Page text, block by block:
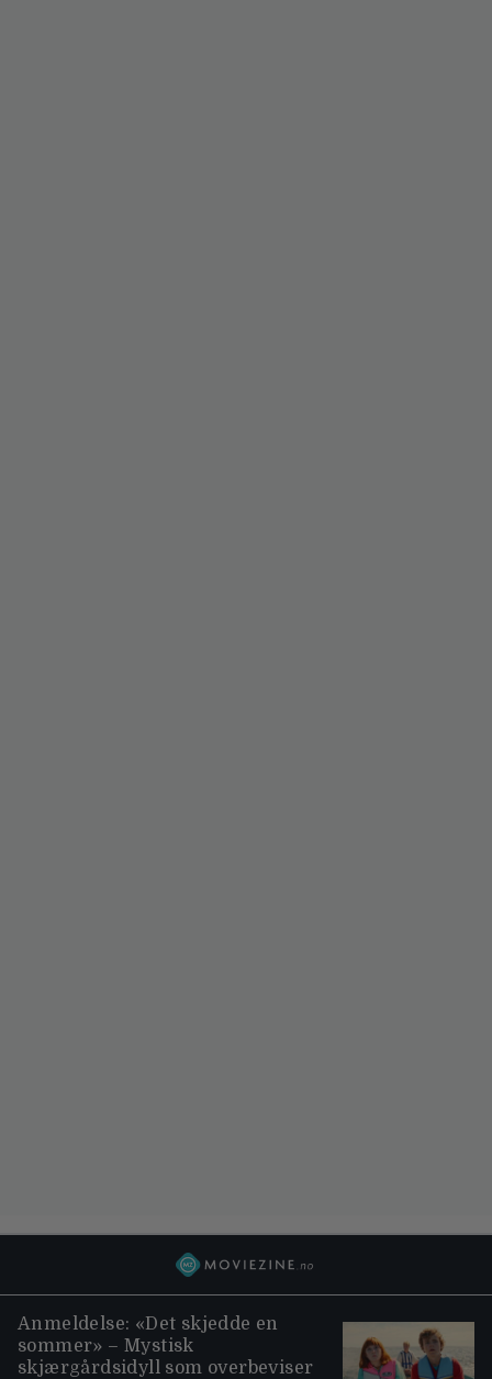
Anmeldelse: «Det skjedde en
sommer» – Mystisk
skjærgårdsidyll som overbeviser